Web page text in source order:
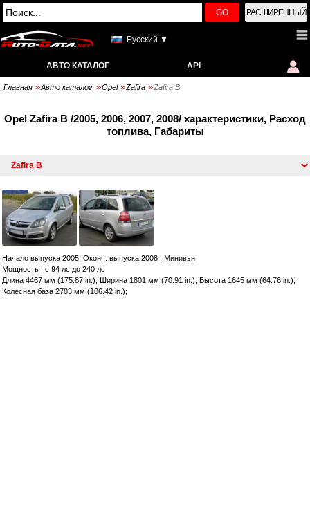
GO РАСШИРЕННЫЙ
Русский ▼
АВТО КАТАЛОГ API
Главная >> Авто каталог >> Opel >> Zafira >> Zafira B
Opel Zafira B /2005, 2006, 2007, 2008/ характеристики, Расход
топлива, Габариты
Начало выпуска 2005; Оконч. выпуска 2008 | Минивэн
Мощность : с 94 лс до 240 лс
Длина 4467 мм (175.87 in.); Ширина 1801 мм (70.91 in.); Высота 1645 мм (64.76 in.);
Колесная база 2703 мм (106.42 in.);